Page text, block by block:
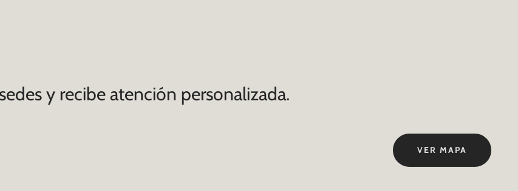
y recibe atención personalizada.
VER MAPA